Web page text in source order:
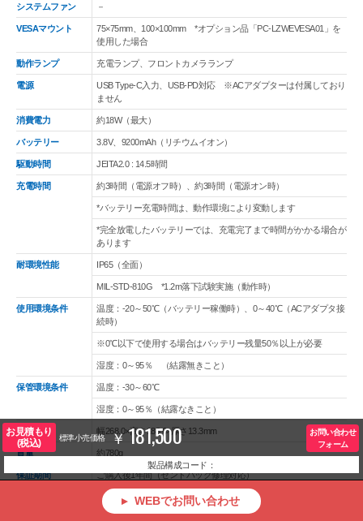
WEBでお問い合わせ
システムファン －
VESAマウント
75×75mm、100×100mm *オプション品「PC-LZWEVESA01」を
使用した場合
動作ランプ 充電ランプ、フロントカメラランプ
電源
USB Type-C入力、USB-PD対応 ※ACアダプターは付属しており
ません
消費電力 約18W（最大）
バッテリー 3.8V、9200mAh（リチウムイオン）
駆動時間 JEITA2.0 : 14.5時間
充電時間 約3時間（電源オフ時）、約3時間（電源オン時）
*バッテリー充電時間は、動作環境により変動します
*完全放電したバッテリーでは、充電完了まで時間がかかる場合が
あります
耐環境性能 IP65（全面）
MIL-STD-810G *1.2m落下試験実施（動作時）
使用環境条件
温度：-20～50℃（バッテリー稼働時）、0～40℃（ACアダプタ接
続時）
※0℃以下で使用する場合はバッテリー残量50％以上が必要
湿度：0～95％ （結露無きこと）
保管環境条件 温度：-30～60℃
湿度：0～95％（結露なきこと）
外形寸法 幅268.0×高さ183.6×厚さ13.3mm
質量 約780g
保証期間 ご購入後1年間（センドバック修理対応）
VCCI Class A、電気用品安全法（PSE：バッテリー）、RoHS（10
物質）
お見積もり
(税込)
標準小売価格 181,500
製品構成コード：
お問い合わせ
フォーム